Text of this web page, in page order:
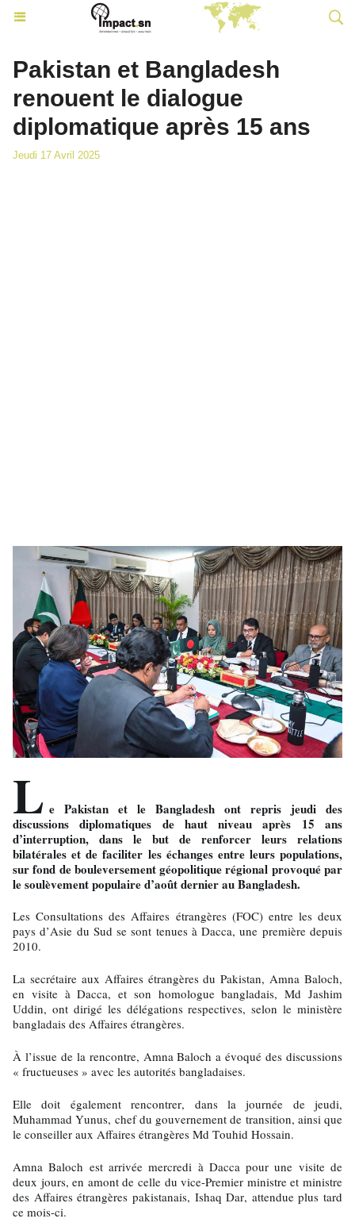
Pakistan et Bangladesh
renouent le dialogue
diplomatique après 15 ans
Jeudi 17 Avril 2025
L e Pakistan et le Bangladesh ont repris jeudi des
discussions diplomatiques de haut niveau après 15 ans
d’interruption, dans le but de renforcer leurs relations
bilatérales et de faciliter les échanges entre leurs populations,
sur fond de bouleversement géopolitique régional provoqué par
le soulèvement populaire d’août dernier au Bangladesh.
Les Consultations des Affaires étrangères (FOC) entre les deux
pays d’Asie du Sud se sont tenues à Dacca, une première depuis
2010.
La secrétaire aux Affaires étrangères du Pakistan, Amna Baloch,
en visite à Dacca, et son homologue bangladais, Md Jashim
Uddin, ont dirigé les délégations respectives, selon le ministère
bangladais des Affaires étrangères.
À l’issue de la rencontre, Amna Baloch a évoqué des discussions
« fructueuses » avec les autorités bangladaises.
Elle doit également rencontrer, dans la journée de jeudi,
Muhammad Yunus, chef du gouvernement de transition, ainsi que
le conseiller aux Affaires étrangères Md Touhid Hossain.
Amna Baloch est arrivée mercredi à Dacca pour une visite de
deux jours, en amont de celle du vice-Premier ministre et ministre
des Affaires étrangères pakistanais, Ishaq Dar, attendue plus tard
ce mois-ci.